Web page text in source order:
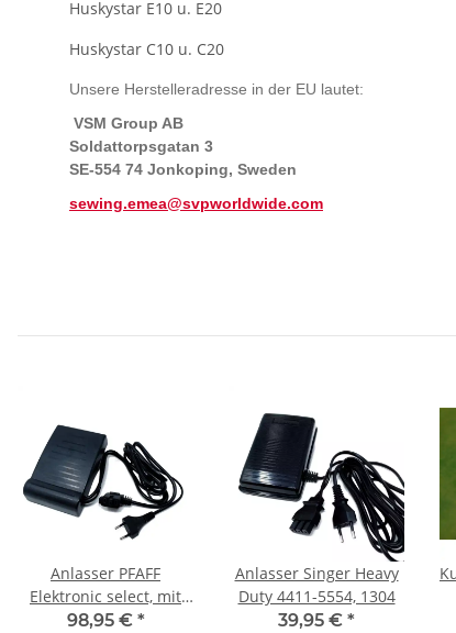
Huskystar E10 u. E20
Huskystar C10 u. C20
Unsere Herstelleradresse in der EU lautet:
VSM Group AB
Soldattorpsgatan 3
SE-554 74 Jonkoping, Sweden
sewing.emea@svpworldwide.com
Anlasser PFAFF
Elektronic select, mit
LED Beleuchtung Guoti
98,95 € *
Anlasser Singer Heavy
Duty 4411-5554, 1304
39,95 € *